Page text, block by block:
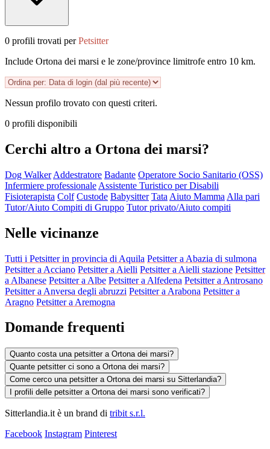
0 profili trovati perPetsitter
Include Ortona dei marsi e le zone/province limitrofe entro 10 km.
Nessun profilo trovato con questi criteri.
0 profili disponibili
Cerchi altro a Ortona dei marsi?
Dog Walker Addestratore Badante Operatore Socio Sanitario (OSS)
Infermiere professionale Assistente Turistico per Disabili
Fisioterapista Colf Custode Babysitter Tata Aiuto Mamma Alla pari
Tutor/Aiuto Compiti di Gruppo Tutor privato/Aiuto compiti
Nelle vicinanze
Tutti i Petsitter in provincia di Aquila Petsitter a Abazia di sulmona
Petsitter a Acciano Petsitter a Aielli Petsitter a Aielli stazione Petsitter
a Albanese Petsitter a Albe Petsitter a Alfedena Petsitter a Antrosano
Petsitter a Anversa degli abruzzi Petsitter a Arabona Petsitter a
Aragno Petsitter a Aremogna
Domande frequenti
Quanto costa una petsitter a Ortona dei marsi?
Quante petsitter ci sono a Ortona dei marsi?
Come cerco una petsitter a Ortona dei marsi su Sitterlandia?
I profili delle petsitter a Ortona dei marsi sono verificati?
Sitterlandia.it è un brand di tribit s.r.l.
Facebook Instagram Pinterest